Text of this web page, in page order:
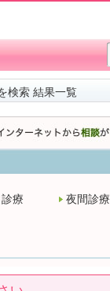
検索 結果一覧
療 夜間診療